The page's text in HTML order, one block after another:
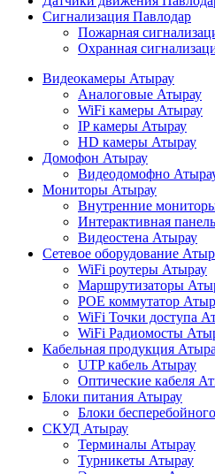
Сигнализация Павлодар
Пожарная
Охранная
Видеокамеры Атырау
Аналоговые Атырау
WiFi камеры Атырау
IP камеры Атырау
HD камеры Атырау
Домофон Атырау
Видеодомофно
Мониторы Атырау
Внутренние
Интерактивная
Видеостена Атырау
Сетевое оборудование
WiFi роутеры Атырау
Маршрутизаторы
POE коммутатор
WiFi Точки доступа
WiFi Радиомосты
Кабельная продукция
UTP кабель Атырау
Оптические кабеля
Блоки питания Атырау
Блоки
СКУД Атырау
Терминалы Атырау
Турникеты Атырау